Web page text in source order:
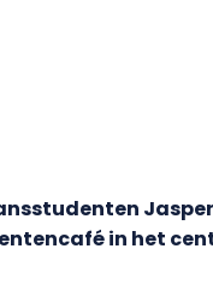
Jasper
in het